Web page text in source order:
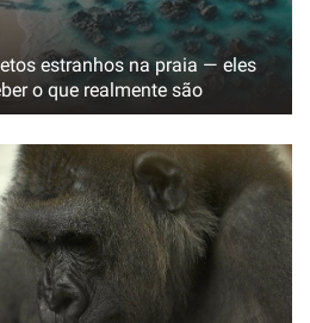
estranhos na praia — eles
o que realmente são